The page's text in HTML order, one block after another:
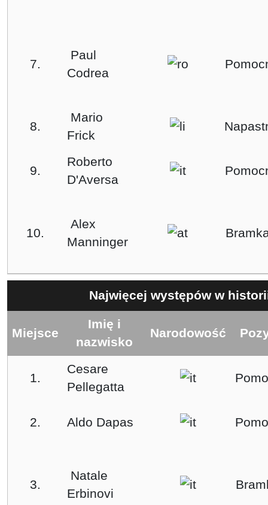
7.
Paul
Codrea
8.
Mario
Frick
9.
Roberto
D'Aversa
10.
Alex
Manninger
Najwięcej występów w
Miejsce
Imię i
nazwisko
Narodowość
1.
Cesare
Pellegatta
2. Aldo Dapas
3.
Natale
Erbinovi